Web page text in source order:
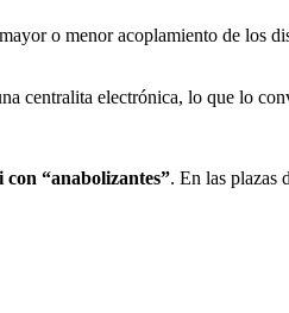
o menor acoplamiento de los
centralita electrónica, lo que lo
con “anabolizantes”. En las plazas